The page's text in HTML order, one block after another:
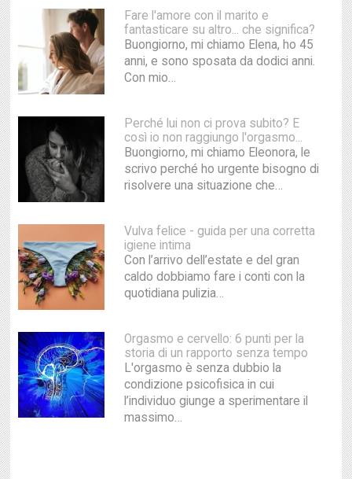
Fare l'amore con il marito e
fantasticare su altro... che significa?
Buongiorno, mi chiamo Elena, ho 45
anni, e sono sposata da dodici anni.
Con mio…
Perché lui non ci prova subito? E
così io non raggiungo l'orgasmo...
Buongiorno, mi chiamo Eleonora, le
scrivo perché ho urgente bisogno di
risolvere una situazione che…
Vulva felice - guida per una corretta
igiene intima
Con l’arrivo dell’estate e del gran
caldo dobbiamo fare i conti con la
quotidiana pulizia…
Orgasmo e cervello: 6 punti per la
storia di un rapporto senza tempo
L'orgasmo è senza dubbio la
condizione psicofisica in cui
l’individuo giunge a sperimentare il
massimo…